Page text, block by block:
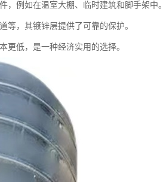
例如在温室大棚、临时建筑和脚手架中。
，其镀锌层提供了可靠的保护。
低，是一种经济实用的选择。